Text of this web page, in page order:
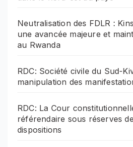
Neutralisation des FDLR :
une avancée majeure et
au Rwanda
RDC: Société civile du Sud-
manipulation des
RDC: La Cour
référendaire sous réserves
dispositions